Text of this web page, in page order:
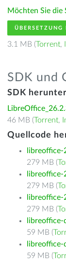
Möchten Sie die
ÜBERSETZUNG
3.1 MB (Torrent,
SDK und
SDK
46 MB (Torrent,
Quellcode
libreoffice-
279 MB (
libreoffice-
279 MB (
libreoffice-
279 MB (
59 MB (
59 MB (